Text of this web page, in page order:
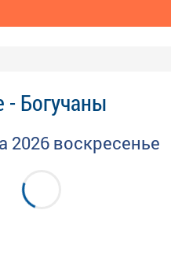
- Богучаны
2026 воскресенье